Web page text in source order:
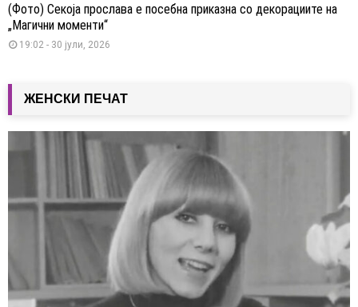
(Фото) Секоја прослава е посебна приказна со декорациите на
„Магични моменти“
19:02 - 30 јули, 2026
ЖЕНСКИ ПЕЧАТ